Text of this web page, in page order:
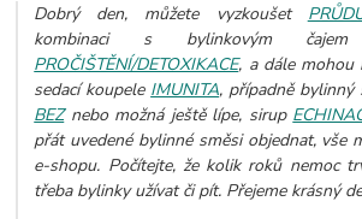
Dobrý den, můžete vyzkoušet
kombinaci s bylinkovým
PROČIŠTĚNÍ/DETOXIKACE, a dále mohou
sedací koupele IMUNITA, případně bylinný
BEZnebo možná ještě lípe, sirup
přát uvedené bylinné směsi objednat, vše
e-shopu. Počítejte, že kolik roků nemoc
třeba bylinky užívat či pít. Přejeme krásný